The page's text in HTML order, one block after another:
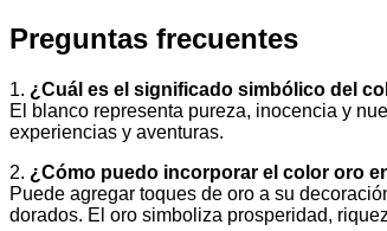
Preguntas frecuentes
1. ¿Cuál es el significado simbólico del
El blanco representa pureza, inocencia y
experiencias y aventuras.
2. ¿Cómo puedo incorporar el color oro
Puede agregar toques de oro a su
dorados. El oro simboliza prosperidad,